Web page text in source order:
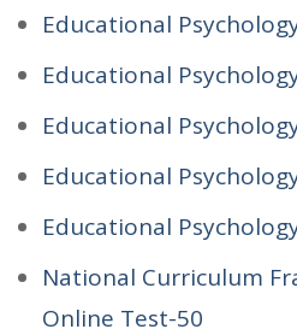
Educational
Educational
Educational
Educational
Educational
National Curriculum
Online Test-50